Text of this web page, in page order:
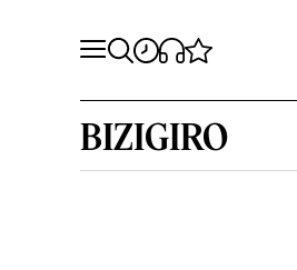
BIZIGIRO